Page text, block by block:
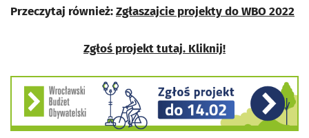
Przeczytaj również:Zgłaszajcie projekty do WBO 2022
Zgłoś projekt tutaj. Kliknij!